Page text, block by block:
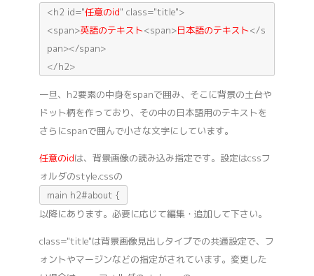
<h2 id="任意のid" class="title">
<span>英語のテキスト<span>日本語のテキスト</s
pan></span>
</h2>
一旦、h2要素の中身をspanで囲み、そこに背景の土台や
ドット柄を作っており、その中の日本語用のテキストを
さらにspanで囲んで小さな文字にしています。
任意のidは、背景画像の読み込み指定です。設定はcssフ
ォルダのstyle.cssの
main h2#about {
以降にあります。必要に応じて編集・追加して下さい。
class="title"は背景画像見出しタイプでの共通設定で、フ
ォントやマージンなどの指定がされています。変更した